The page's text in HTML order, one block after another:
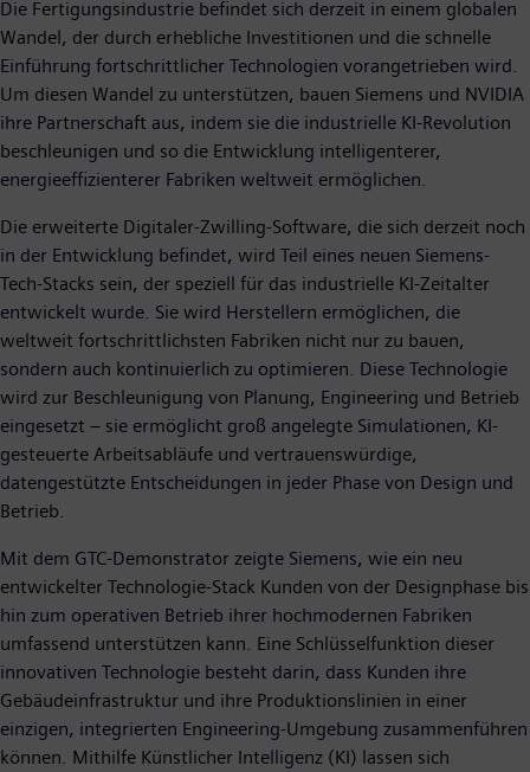
Die Fertigungsindustrie befindet sich derzeit in einem globalen
Wandel, der durch erhebliche Investitionen und die schnelle
Einführung fortschrittlicher Technologien vorangetrieben wird.
Um diesen Wandel zu unterstützen, bauen Siemens und NVIDIA
ihre Partnerschaft aus, indem sie die industrielle KI-Revolution
beschleunigen und so die Entwicklung intelligenterer,
energieeffizienterer Fabriken weltweit ermöglichen.
Die erweiterte Digitaler-Zwilling-Software, die sich derzeit noch
in der Entwicklung befindet, wird Teil eines neuen Siemens-
Tech-Stacks sein, der speziell für das industrielle KI-Zeitalter
entwickelt wurde. Sie wird Herstellern ermöglichen, die
weltweit fortschrittlichsten Fabriken nicht nur zu bauen,
sondern auch kontinuierlich zu optimieren. Diese Technologie
wird zur Beschleunigung von Planung, Engineering und Betrieb
eingesetzt – sie ermöglicht groß angelegte Simulationen, KI-
gesteuerte Arbeitsabläufe und vertrauenswürdige,
datengestützte Entscheidungen in jeder Phase von Design und
Betrieb.
Mit dem GTC-Demonstrator zeigte Siemens, wie ein neu
entwickelter Technologie-Stack Kunden von der Designphase bis
hin zum operativen Betrieb ihrer hochmodernen Fabriken
umfassend unterstützen kann. Eine Schlüsselfunktion dieser
innovativen Technologie besteht darin, dass Kunden ihre
Gebäudeinfrastruktur und ihre Produktionslinien in einer
einzigen, integrierten Engineering-Umgebung zusammenführen
können. Mithilfe Künstlicher Intelligenz (KI) lassen sich